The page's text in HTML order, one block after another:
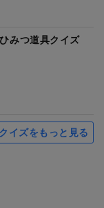
みつ道具クイズ
イズをもっと見る